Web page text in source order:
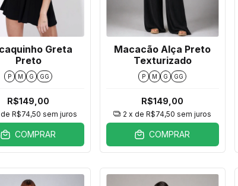
Greta
Preto
P M G GG
R$149,00
deR$74,50 sem juros
COMPRAR
Macacão Alça Preto
Texturizado
P M G GG
R$149,00
2 x deR$74,50 sem juros
COMPRAR